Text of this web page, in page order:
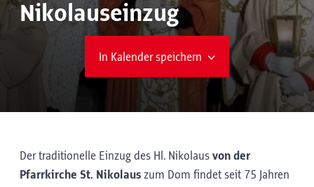
Nikolauseinzug
In Kalender speichern
Der traditionelle Einzug des Hl. Nikolaus von der
Pfarrkirche St. Nikolaus zum Dom findet seit 75 Jahren